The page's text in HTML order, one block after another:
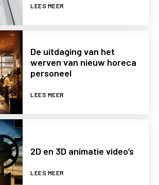
LEES MEER
De uitdaging van het
werven van nieuw horeca
personeel
LEES MEER
2D en 3D animatie video’s
LEES MEER